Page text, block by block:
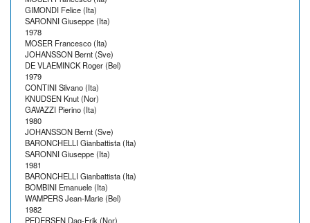
GIMONDI Felice (Ita)
SARONNI Giuseppe (Ita)
1978
MOSER Francesco (Ita)
JOHANSSON Bernt (Sve)
DE VLAEMINCK Roger (Bel)
1979
CONTINI Silvano (Ita)
KNUDSEN Knut (Nor)
GAVAZZI Pierino (Ita)
1980
JOHANSSON Bernt (Sve)
BARONCHELLI Gianbattista (Ita)
SARONNI Giuseppe (Ita)
1981
BARONCHELLI Gianbattista (Ita)
BOMBINI Emanuele (Ita)
WAMPERS Jean-Marie (Bel)
1982
PEDERSEN Dag-Erik (Nor)